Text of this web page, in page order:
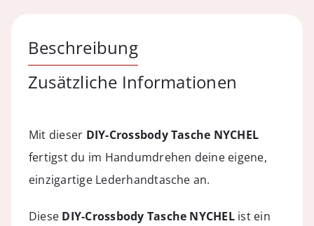
Snake
Caramel
Beschreibung
Zusätzliche Informationen
Mit dieser DIY-Crossbody Tasche NYCHEL
fertigst du im Handumdrehen deine eigene,
einzigartige Lederhandtasche an.
Diese DIY-Crossbody Tasche NYCHEList ein